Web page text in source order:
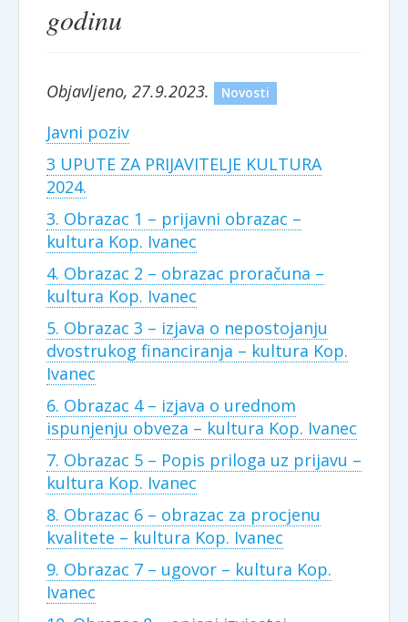
godinu
Objavljeno, 27.9.2023. Novosti
Javni poziv
3 UPUTE ZA PRIJAVITELJE KULTURA
2024.
3. Obrazac 1 – prijavni obrazac –
kultura Kop. Ivanec
4. Obrazac 2 – obrazac proračuna –
kultura Kop. Ivanec
5. Obrazac 3 – izjava o nepostojanju
dvostrukog financiranja – kultura Kop.
Ivanec
6. Obrazac 4 – izjava o urednom
ispunjenju obveza – kultura Kop. Ivanec
7. Obrazac 5 – Popis priloga uz prijavu –
kultura Kop. Ivanec
8. Obrazac 6 – obrazac za procjenu
kvalitete – kultura Kop. Ivanec
9. Obrazac 7 – ugovor – kultura Kop.
Ivanec